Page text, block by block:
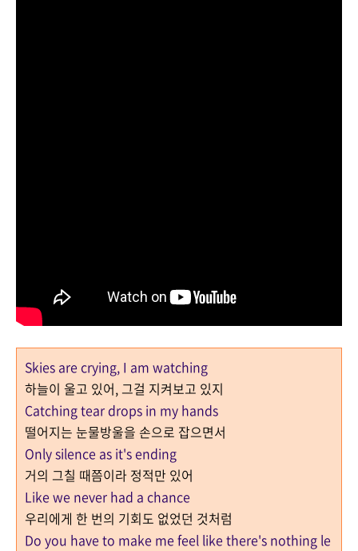
Skies are crying, I am watching
하늘이 울고 있어, 그걸 지켜보고 있지
Catching tear drops in my hands
떨어지는 눈물방울을 손으로 잡으면서
Only silence as it's ending
거의 그칠 때쯤이라 정적만 있어
Like we never had a chance
우리에게 한 번의 기회도 없었던 것처럼
Do you have to make me feel like there's nothing le